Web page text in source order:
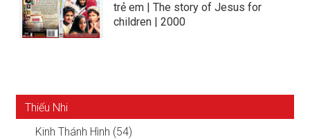
trẻ em | The story of Jesus for
children | 2000
Thiếu Nhi
Kinh Thánh Hình (54)